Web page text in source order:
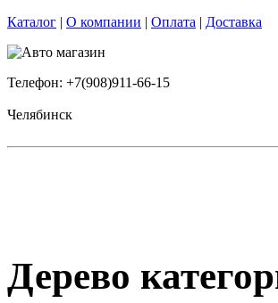
Каталог | О компании | Оплата | Доставка
Телефон: +7(908)911-66-15
Челябинск
Дерево